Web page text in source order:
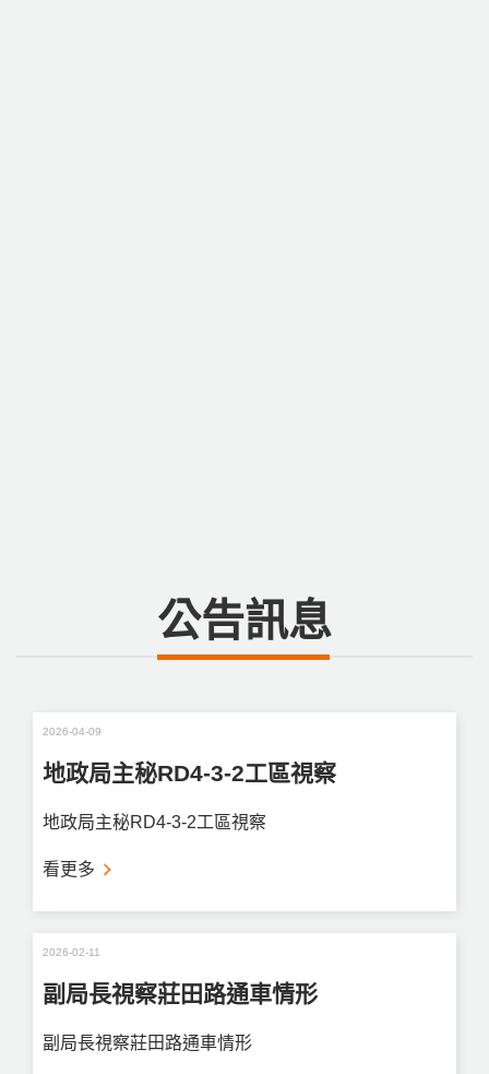
公告訊息
2026-04-09
地政局主秘RD4-3-2工區視察
地政局主秘RD4-3-2工區視察
看更多
2026-02-11
副局長視察莊田路通車情形
副局長視察莊田路通車情形